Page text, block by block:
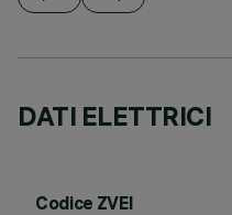
DATI ELETTRICI
Codice ZVEI